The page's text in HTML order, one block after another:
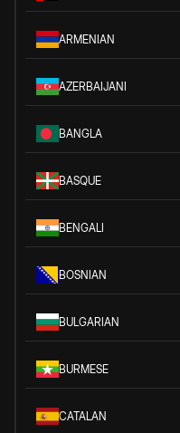
ARMENIAN
AZERBAIJANI
BANGLA
BASQUE
BENGALI
BOSNIAN
BULGARIAN
BURMESE
CATALAN